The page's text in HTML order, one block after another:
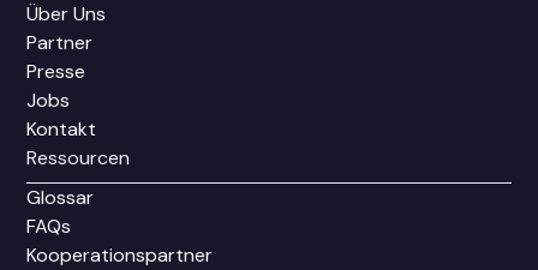
Über Uns
Partner
Presse
Jobs
Kontakt
Ressourcen
Glossar
FAQs
Kooperationspartner